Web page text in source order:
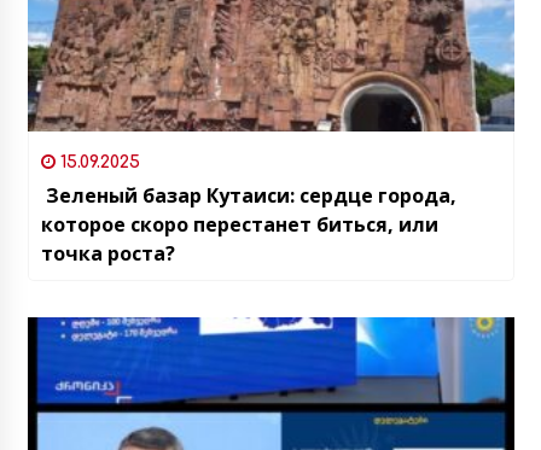
15.09.2025
Зеленый базар Кутаиси: сердце города,
которое скоро перестанет биться, или
точка роста?